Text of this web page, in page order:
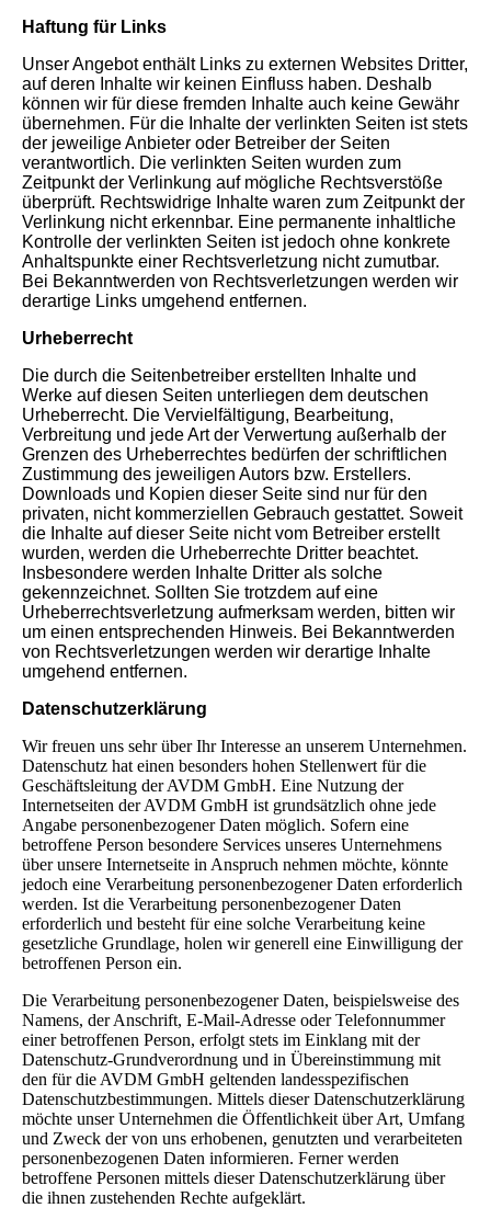
Haftung für Links
Unser Angebot enthält Links zu externen Websites Dritter,
auf deren Inhalte wir keinen Einfluss haben. Deshalb
können wir für diese fremden Inhalte auch keine Gewähr
übernehmen. Für die Inhalte der verlinkten Seiten ist stets
der jeweilige Anbieter oder Betreiber der Seiten
verantwortlich. Die verlinkten Seiten wurden zum
Zeitpunkt der Verlinkung auf mögliche Rechtsverstöße
überprüft. Rechtswidrige Inhalte waren zum Zeitpunkt der
Verlinkung nicht erkennbar. Eine permanente inhaltliche
Kontrolle der verlinkten Seiten ist jedoch ohne konkrete
Anhaltspunkte einer Rechtsverletzung nicht zumutbar.
Bei Bekanntwerden von Rechtsverletzungen werden wir
derartige Links umgehend entfernen.
Urheberrecht
Die durch die Seitenbetreiber erstellten Inhalte und
Werke auf diesen Seiten unterliegen dem deutschen
Urheberrecht. Die Vervielfältigung, Bearbeitung,
Verbreitung und jede Art der Verwertung außerhalb der
Grenzen des Urheberrechtes bedürfen der schriftlichen
Zustimmung des jeweiligen Autors bzw. Erstellers.
Downloads und Kopien dieser Seite sind nur für den
privaten, nicht kommerziellen Gebrauch gestattet. Soweit
die Inhalte auf dieser Seite nicht vom Betreiber erstellt
wurden, werden die Urheberrechte Dritter beachtet.
Insbesondere werden Inhalte Dritter als solche
gekennzeichnet. Sollten Sie trotzdem auf eine
Urheberrechtsverletzung aufmerksam werden, bitten wir
um einen entsprechenden Hinweis. Bei Bekanntwerden
von Rechtsverletzungen werden wir derartige Inhalte
umgehend entfernen.
Datenschutzerklärung
Wir freuen uns sehr über Ihr Interesse an unserem Unternehmen.
Datenschutz hat einen besonders hohen Stellenwert für die
Geschäftsleitung der AVDM GmbH. Eine Nutzung der
Internetseiten der AVDM GmbH ist grundsätzlich ohne jede
Angabe personenbezogener Daten möglich. Sofern eine
betroffene Person besondere Services unseres Unternehmens
über unsere Internetseite in Anspruch nehmen möchte, könnte
jedoch eine Verarbeitung personenbezogener Daten erforderlich
werden. Ist die Verarbeitung personenbezogener Daten
erforderlich und besteht für eine solche Verarbeitung keine
gesetzliche Grundlage, holen wir generell eine Einwilligung der
betroffenen Person ein.
Die Verarbeitung personenbezogener Daten, beispielsweise des
Namens, der Anschrift, E-Mail-Adresse oder Telefonnummer
einer betroffenen Person, erfolgt stets im Einklang mit der
Datenschutz-Grundverordnung und in Übereinstimmung mit
den für die AVDM GmbH geltenden landesspezifischen
Datenschutzbestimmungen. Mittels dieser Datenschutzerklärung
möchte unser Unternehmen die Öffentlichkeit über Art, Umfang
und Zweck der von uns erhobenen, genutzten und verarbeiteten
personenbezogenen Daten informieren. Ferner werden
betroffene Personen mittels dieser Datenschutzerklärung über
die ihnen zustehenden Rechte aufgeklärt.